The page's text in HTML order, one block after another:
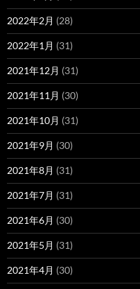
2022年2月 (28)
2022年1月 (31)
2021年12月 (31)
2021年11月 (30)
2021年10月 (31)
2021年9月 (30)
2021年8月 (31)
2021年7月 (31)
2021年6月 (30)
2021年5月 (31)
2021年4月 (30)